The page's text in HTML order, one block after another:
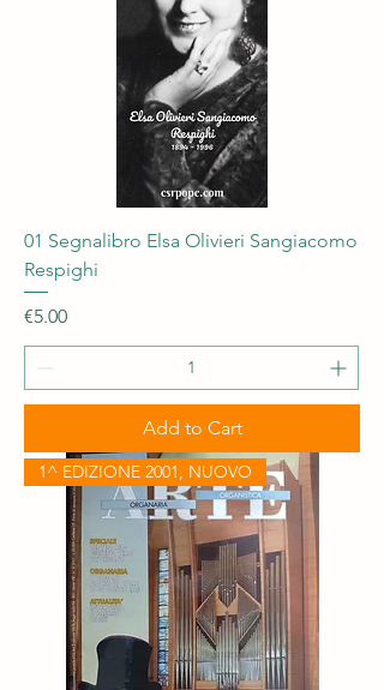
01 Segnalibro Elsa Olivieri Sangiacomo
Respighi
Price
€5.00
Add to Cart
1^ EDIZIONE 2001, NUOVO